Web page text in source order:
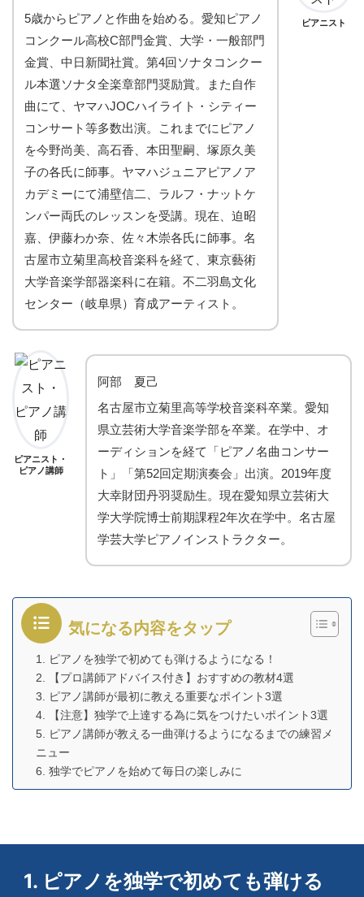
ピアニスト
5歳からピアノと作曲を始める。愛知ピアノ
コンクール高校C部門金賞、大学・一般部門
金賞、中日新聞社賞。第4回ソナタコンクー
ル本選ソナタ全楽章部門奨励賞。また自作
曲にて、ヤマハJOCハイライト・シティー
コンサート等多数出演。これまでにピアノ
を今野尚美、高石香、本田聖嗣、塚原久美
子の各氏に師事。ヤマハジュニアピアノア
カデミーにて浦壁信二、ラルフ・ナットケ
ンパー両氏のレッスンを受講。現在、迫昭
嘉、伊藤わか奈、佐々木崇各氏に師事。名
古屋市立菊里高校音楽科を経て、東京藝術
大学音楽学部器楽科に在籍。不二羽島文化
センター（岐阜県）育成アーティスト。
ピアニスト・
ピアノ講師
阿部 夏己
名古屋市立菊里高等学校音楽科卒業。愛知
県立芸術大学音楽学部を卒業。在学中、オ
ーディションを経て「ピアノ名曲コンサー
ト」「第52回定期演奏会」出演。2019年度
大幸財団丹羽奨励生。現在愛知県立芸術大
学大学院博士前期課程2年次在学中。名古屋
学芸大学ピアノインストラクター。
気になる内容をタップ
1. ピアノを独学で初めても弾けるようになる！
2. 【プロ講師アドバイス付き】おすすめの教材4選
3. ピアノ講師が最初に教える重要なポイント3選
4. 【注意】独学で上達する為に気をつけたいポイント3選
5. ピアノ講師が教える一曲弾けるようになるまでの練習メ
ニュー
6. 独学でピアノを始めて毎日の楽しみに
1. ピアノを独学で初めても弾ける